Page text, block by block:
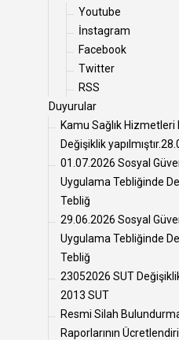
Youtube
İnstagram
Facebook
Twitter
RSS
Duyurular
Kamu Sağlık
Değişiklik
01.07.2026 Sosyal
Uygulama Tebliğinde
Tebliğ
29.06.2026 Sosyal
Uygulama Tebliğinde
Tebliğ
23052026 SUT
2013 SUT
Resmi Silah
Raporlarının